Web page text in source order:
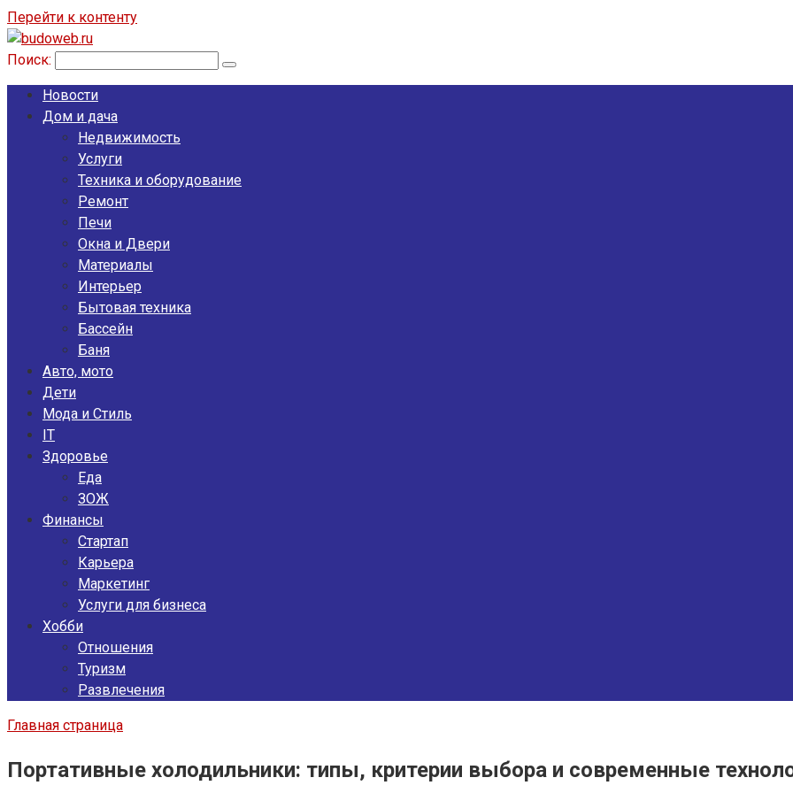
Перейти к контенту
Поиск:
Новости
Дом и дача
Недвижимость
Услуги
Техника и оборудование
Ремонт
Печи
Окна и Двери
Материалы
Интерьер
Бытовая техника
Бассейн
Баня
Авто, мото
Дети
Мода и Стиль
IT
Здоровье
Еда
ЗОЖ
Финансы
Стартап
Карьера
Маркетинг
Услуги для бизнеса
Хобби
Отношения
Туризм
Развлечения
Главная страница
Портативные холодильники: типы, критерии выбора и современные